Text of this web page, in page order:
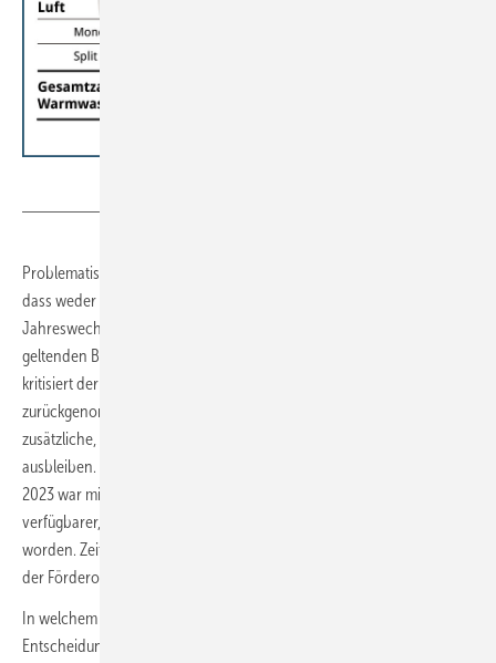
Problematisch für den Wärmepumpenhochlauf bewertet der BDH,
dass weder Branche noch Verbraucher bis kurz vor dem
Jahreswechsel 2023/24 verbindliche Klarheit über die ab 2024
geltenden Bedingungen zur Heizungsförderung hatten. Zudem
kritisiert der BDH die im Zuge der Haushaltskonsolidierungen
zurückgenommen Maßnahmen aus dem Baugipfel. Damit würden
zusätzliche, dringend notwendige Impulse für die Wärmewende
ausbleiben. Hintergrund: Zum Wohnungsbaugipfel am 26. September
2023 war mit dem „Speed-Bonus“ ein anfänglich höherer und breiter
verfügbarer, aber schneller abschmelzender Bonus angekündigt
worden. Zeitweise war auch, wohl nur versehentlich, eine Anhebung
der Förderobergrenze von 70 auf 75 % angekündigt worden.
In welchem Umfang potenzielle Heizungsmodernisierer ihre
Entscheidung von der nachträglichen Entwicklung abhängig machen,